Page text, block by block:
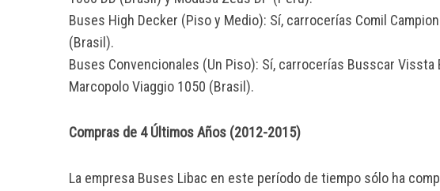
Buses High Decker (Piso y Medio): Sí, carrocerías Comil
(Brasil).
Buses Convencionales (Un Piso): Sí, carrocerías Busscar Vissta
Marcopolo Viaggio 1050 (Brasil).
Compras de 4 Últimos Años (2012-2015)
La empresa Buses Libac en este período de tiempo sólo ha